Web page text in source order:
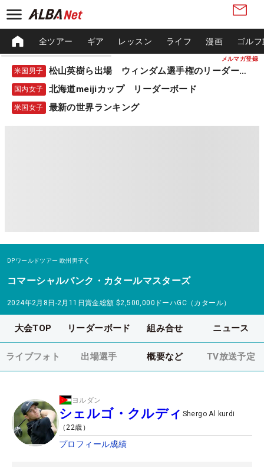
メルマガ登録
全ツアー ギア レッスン ライフ 漫画 ゴル
米国男子 松山英樹ら出場 ウィンダム選手権のリーダーボード
国内女子 北海道meijiカップ リーダーボード
米国女子 最新の世界ランキング
DPワールドツアー 欧州男子
コマーシャルバンク・カタールマスターズ
2024年2月8日-2月11日賞金総額 $2,500,000 ドーハGC（カタール）
大会TOP リーダーボード 組み合せ ニュース
ライブフォト 出場選手 概要など TV放送予定
ヨルダン
シェルゴ・クルディ Shergo Al kurdi
（22歳）
プロフィール成績